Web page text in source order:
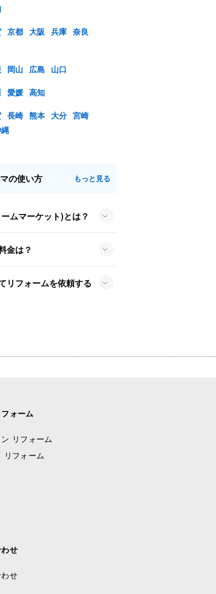
京都 大阪 兵庫 奈良
岡山 広島
山口
愛媛 高知
長崎 熊本 大分 宮崎
の使い方 もっと見る
ムマーケット)とは？
金は？
リフォームを依頼する
ォーム
リフォーム
リフォーム
せ
せ